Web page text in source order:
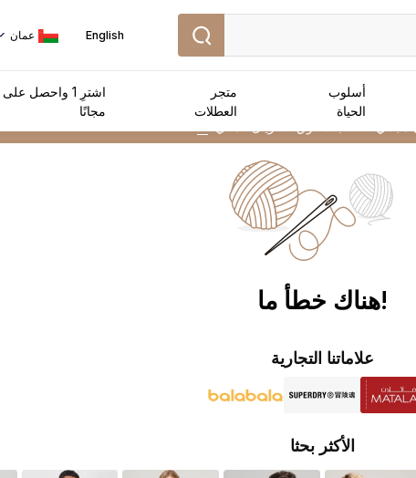
English عمان
أسلوب
الحياة
متجر
العطلات
مجانًا
!هناك خطأ ما
علاماتنا التجارية
الأكثر بحثا